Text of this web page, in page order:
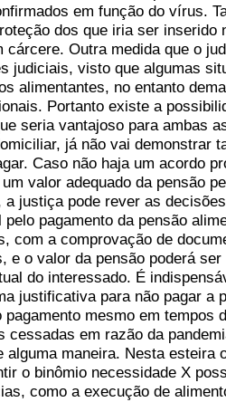
em função do vírus.
dos que iria ser inserido
cárcere. Outra medida que o
judiciais, visto que algumas
alimentantes, no entanto
Portanto existe a
seria vantajoso para ambas
já não vai demonstrar
Caso não haja um acordo
valor adequado da pensão
a justiça pode rever as
pelo pagamento da pensão
com a comprovação de
e o valor da pensão poderá
do interessado. É
justificativa para não pagar a
pagamento mesmo em tempos
cessadas em razão da
alguma maneira. Nesta esteira
o binômio necessidade X
como a execução de